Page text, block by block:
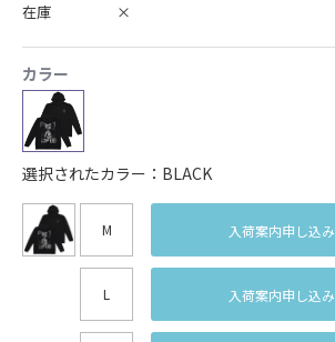
在庫
×
カラー
選択されたカラー：BLACK
M 入荷案内申し込み
L 入荷案内申し込み